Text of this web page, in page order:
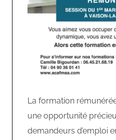
La formation
une opportunité
demandeurs d’emploi